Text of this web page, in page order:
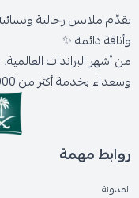
يقدّم ملابس رجالية
وأناقة دائمة ✨
من أشهر البراندات العالمية،
وسعداء بخدمة أكثر من 300,000 عميل حول المملكة.
روابط مهمة
المدونة